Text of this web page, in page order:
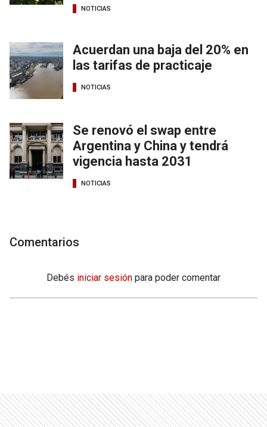
NOTICIAS
Acuerdan una baja del 20% en
las tarifas de practicaje
NOTICIAS
Se renovó el swap entre
Argentina y China y tendrá
vigencia hasta 2031
NOTICIAS
Comentarios
Debés iniciar sesión para poder comentar